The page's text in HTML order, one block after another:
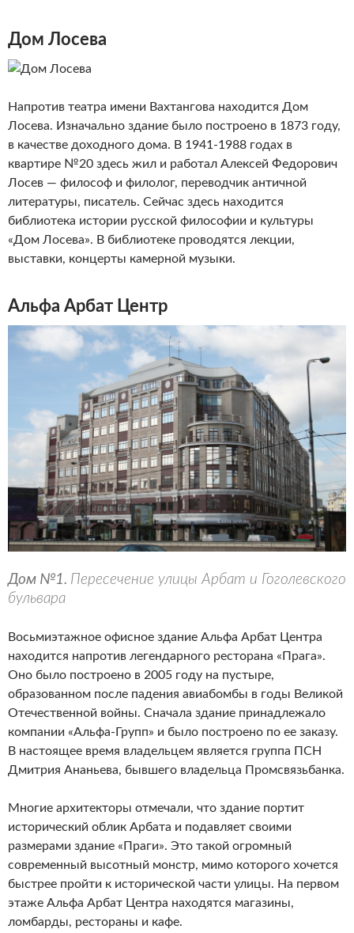
Дом Лосева
Напротив театра имени Вахтангова находится Дом
Лосева. Изначально здание было построено в 1873 году,
в качестве доходного дома. В 1941-1988 годах в
квартире №20 здесь жил и работал Алексей Федорович
Лосев — философ и филолог, переводчик античной
литературы, писатель. Сейчас здесь находится
библиотека истории русской философии и культуры
«Дом Лосева». В библиотеке проводятся лекции,
выставки, концерты камерной музыки.
Альфа Арбат Центр
Дом №1. Пересечение улицы Арбат и Гоголевского
бульвара
Восьмиэтажное офисное здание Альфа Арбат Центра
находится напротив легендарного ресторана «Прага».
Оно было построено в 2005 году на пустыре,
образованном после падения авиабомбы в годы Великой
Отечественной войны. Сначала здание принадлежало
компании «Альфа-Групп» и было построено по ее заказу.
В настоящее время владельцем является группа ПСН
Дмитрия Ананьева, бывшего владельца Промсвязьбанка.
Многие архитекторы отмечали, что здание портит
исторический облик Арбата и подавляет своими
размерами здание «Праги». Это такой огромный
современный высотный монстр, мимо которого хочется
быстрее пройти к исторической части улицы. На первом
этаже Альфа Арбат Центра находятся магазины,
ломбарды, рестораны и кафе.